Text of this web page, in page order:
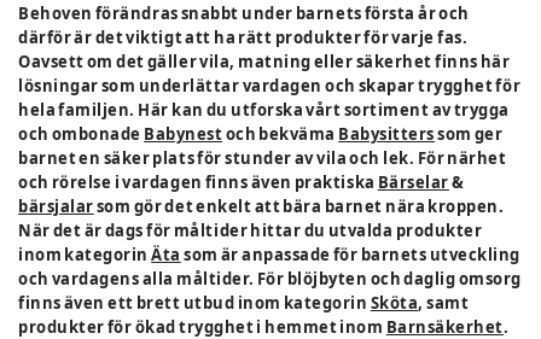
Behoven förändras snabbt under barnets första år och
därför är det viktigt att ha rätt produkter för varje fas.
Oavsett om det gäller vila, matning eller säkerhet finns här
lösningar som underlättar vardagen och skapar trygghet för
hela familjen. Här kan du utforska vårt sortiment av trygga
och ombonade Babynestoch bekväma Babysitterssom ger
barnet en säker plats för stunder av vila och lek. För närhet
och rörelse i vardagen finns även praktiska Bärselar&
bärsjalarsom gör det enkelt att bära barnet nära kroppen.
När det är dags för måltider hittar du utvalda produkter
inom kategorinÄta som är anpassade för barnets utveckling
och vardagens alla måltider. För blöjbyten och daglig omsorg
finns även ett brett utbud inom kategorin Sköta, samt
produkter för ökad trygghet i hemmet inom Barnsäkerhet.